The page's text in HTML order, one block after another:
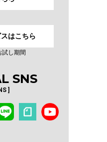
はこちら
試し期間
SNS
]